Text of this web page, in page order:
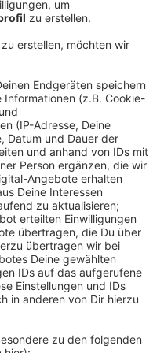
14:26
(07.12.) laufen die
Dabei wird auch dazu
etwa auf sozialen
und
Ordnungs-
Verstärkung. 7
von insgesamt 18,
Auswahlgespräche, um
die Stadt weiter.